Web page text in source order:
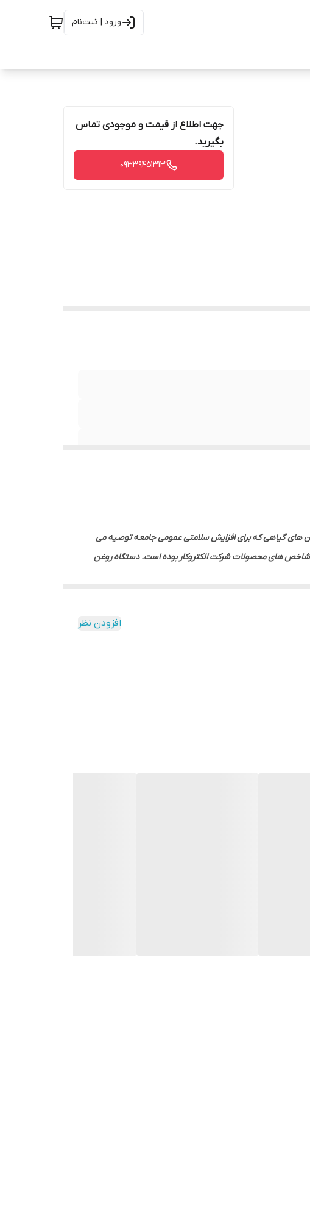
ورود | ثبت‌نام
جهت اطلاع از قیمت و موجودی تماس
بگیرید.
09339451313
های گیاهی که برای افزایش سلامتی عمومی جامعه توصیه می
شاخص های محصولات شرکت الکتروکار بوده است. دستگاه روغن
گیری الکتروکار یکی از گزینه های معتمد در این حوزه است.
و دیگر دانه های مشابه است.
افزودن نظر